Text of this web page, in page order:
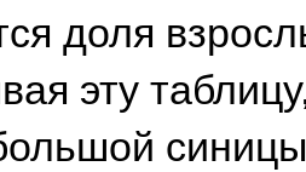
доля
эту